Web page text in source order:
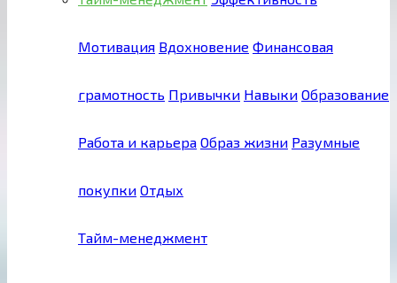
Мотивация Вдохновение Финансовая
грамотность Привычки Навыки Образование
Работа и карьера Образ жизни Разумные
покупки Отдых
Тайм-менеджмент